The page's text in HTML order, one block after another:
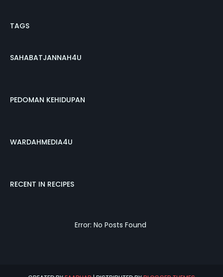
TAGS
SAHABATJANNAH4U
PEDOMAN KEHIDUPAN
WARDAHMEDIA4U
RECENT IN RECIPES
Error: No Posts Found